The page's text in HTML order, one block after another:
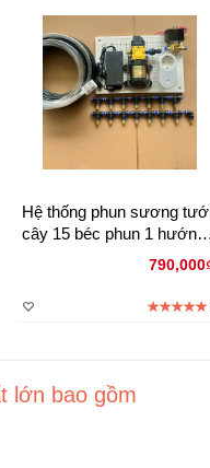
Hệ thống phun sương
cây 15 béc phun 1 hướng
đầu đồng - có ổ cắm wifi
lớn bao gồm